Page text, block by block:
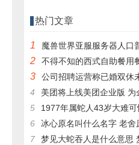
热门文章
1 魔兽世界亚服服务器人口普查 亚服台服人口
2 不得不知的西式自助餐用餐礼仪 西式自
3
公司招聘运营称已婚双休未婚单休 求职者称歧视：网友
4
美团将上线美团企业版 为企业客户提
5
1977年属蛇人43岁大难可怕吗 1977属蛇
6
冰心原名叫什么名字 老舍原名叫
7
梦见大蛇吞人是什么意思 梦见大蛇吞人是什么